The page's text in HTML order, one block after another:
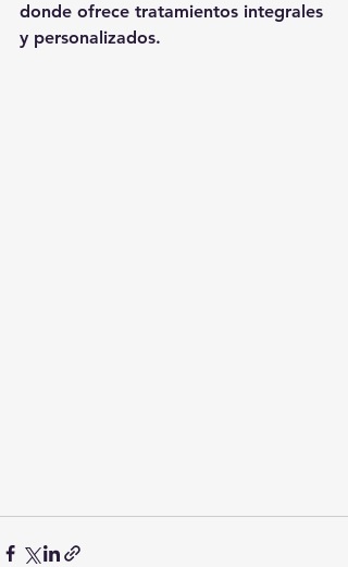
donde ofrece tratamientos integrales
y personalizados.